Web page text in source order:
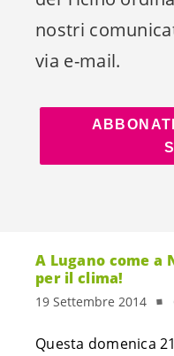
nostri
via e-mail.
A Lugano come
per il clima!
19 Settembre 2014
Questa domenica